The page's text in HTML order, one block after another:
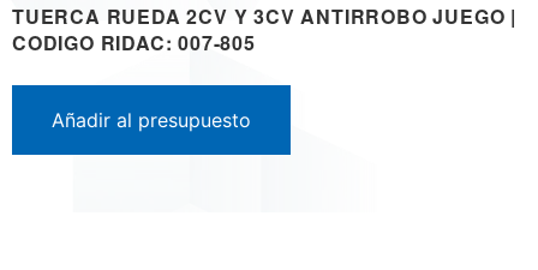
TUERCA RUEDA 2CV Y 3CV ANTIRROBO JUEGO |
CODIGO RIDAC: 007-805
Añadir al presupuesto